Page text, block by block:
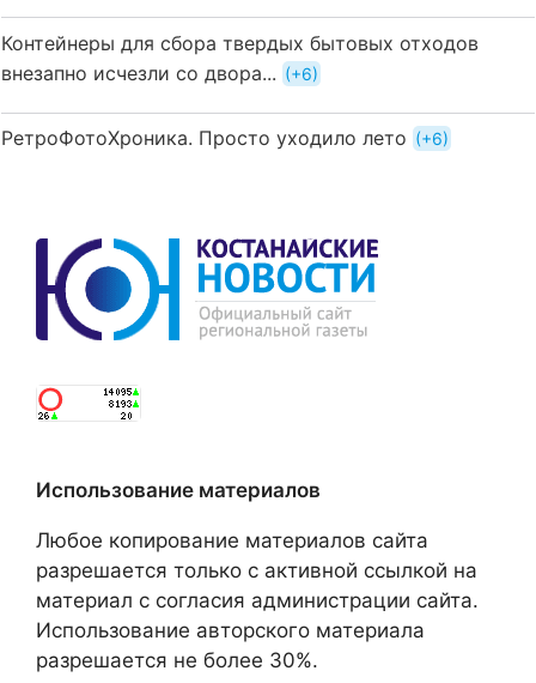
Контейнеры для сбора твердых бытовых отходов
внезапно исчезли со двора...
+6
РетроФотоХроника. Просто уходило лето +6
Использование материалов
Любое копирование материалов сайта
разрешается только с активной ссылкой на
материал с согласия администрации сайта.
Использование авторского материала
разрешается не более 30%.